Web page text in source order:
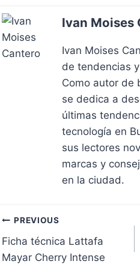
Ivan Moises
Ivan Moises
de tendencias
Como autor de
se dedica a
últimas
tecnología en
sus lectores
marcas y
en la ciudad.
Navegación
de
PREVIOUS
Ficha técnica Lattafa
Mayar Cherry Intense